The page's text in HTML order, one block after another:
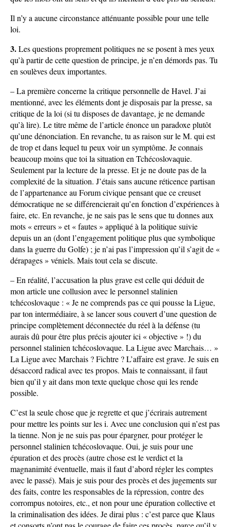
Il n’y a aucune circonstance atténuante possible pour une telle
loi.
3.Les questions proprement politiques ne se posent à mes yeux
qu’à partir de cette question de principe, je n’en démords pas. Tu
en soulèves deux importantes.
– La première concerne la critique personnelle de Havel. J’ai
mentionné, avec les éléments dont je disposais par la presse, sa
critique de la loi (si tu disposes de davantage, je ne demande
qu’à lire). Le titre même de l’article énonce un paradoxe plutôt
qu’une dénonciation. En revanche, tu as raison sur le M. qui est
de trop et dans lequel tu peux voir un symptôme. Je connais
beaucoup moins que toi la situation en Tchécoslovaquie.
Seulement par la lecture de la presse. Et je ne doute pas de la
complexité de la situation. J’étais sans aucune réticence partisan
de l’appartenance au Forum civique pensant que ce creuset
démocratique ne se différencierait qu’en fonction d’expériences à
faire, etc. En revanche, je ne sais pas le sens que tu donnes aux
mots « erreurs » et « fautes » appliqué à la politique suivie
depuis un an (dont l’engagement politique plus que symbolique
dans la guerre du Golfe) ; je n’ai pas l’impression qu’il s’agit de «
dérapages » véniels. Mais tout cela se discute.
– En réalité, l’accusation la plus grave est celle qui déduit de
mon article une collusion avec le personnel stalinien
tchécoslovaque : « Je ne comprends pas ce qui pousse la Ligue,
par ton intermédiaire, à se lancer sous couvert d’une question de
principe complètement déconnectée du réel à la défense (tu
aurais dû pour être plus précis ajouter ici « objective » !) du
personnel stalinien tchécoslovaque. La Ligue avec Marchais… »
La Ligue avec Marchais ? Fichtre ? L’affaire est grave. Je suis en
désaccord radical avec tes propos. Mais te connaissant, il faut
bien qu’il y ait dans mon texte quelque chose qui les rende
possible.
C’est la seule chose que je regrette et que j’écrirais autrement
pour mettre les points sur les i. Avec une conclusion qui n’est pas
la tienne. Non je ne suis pas pour épargner, pour protéger le
personnel stalinien tchécoslovaque. Oui, je suis pour une
épuration et des procès (autre chose est le verdict et la
magnanimité éventuelle, mais il faut d’abord régler les comptes
avec le passé). Mais je suis pour des procès et des jugements sur
des faits, contre les responsables de la répression, contre des
corrompus notoires, etc., et non pour une épuration collective et
la criminalisation des idées. Je dirai plus : c’est parce que Klaus